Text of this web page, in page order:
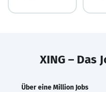
XING – Das
Über eine Million Jobs